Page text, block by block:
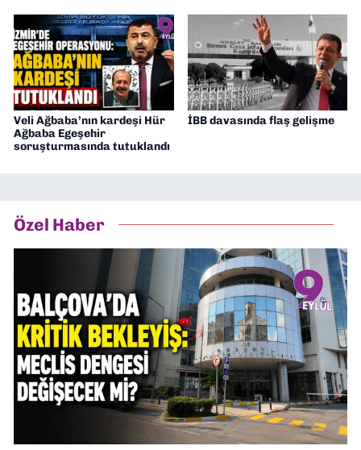
Veli Ağbaba’nın kardeşi Hür
Ağbaba Egeşehir
soruşturmasında tutuklandı
İBB davasında flaş gelişme
Özel Haber